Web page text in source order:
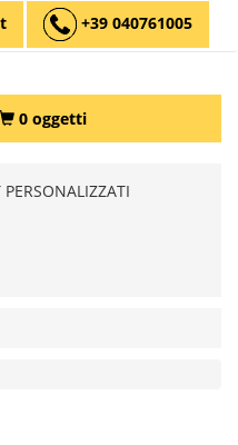
+39 040761005
0 oggetti